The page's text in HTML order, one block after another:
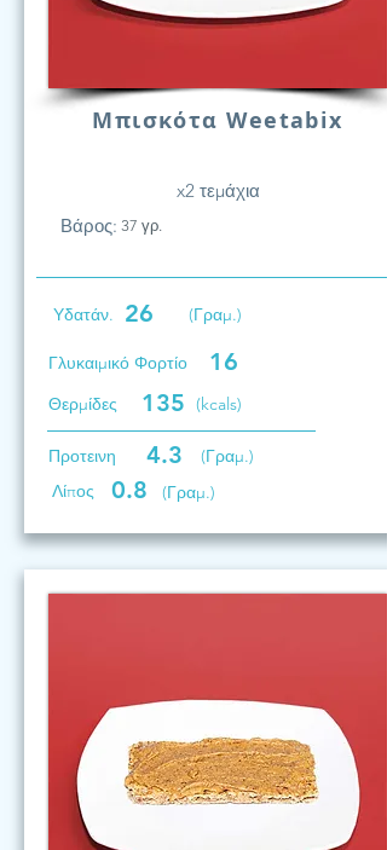
Μπισκότα Weetabix
x2 τεμάχια
Βάρος: 37 γρ.
Υδατάν. 26 (Γραμ.)
Γλυκαιμικό Φορτίο 16
Θερμίδες 135 (kcals)
Προτεινη 4.3
(Γραμ.)
Λίπος
0.8 (Γραμ.)